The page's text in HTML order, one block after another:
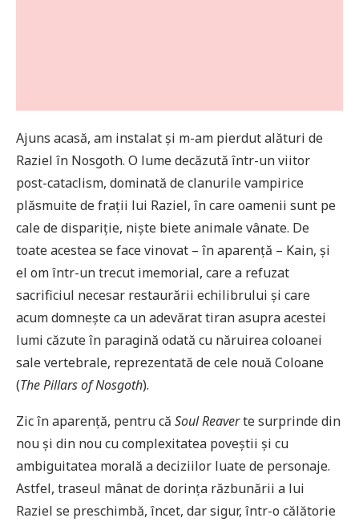
Ajuns acasă, am instalat și m-am pierdut alături de
Raziel în Nosgoth. O lume decăzută într-un viitor
post-cataclism, dominată de clanurile vampirice
plăsmuite de frații lui Raziel, în care oamenii sunt pe
cale de dispariție, niște biete animale vânate. De
toate acestea se face vinovat – în aparență – Kain, și
el om într-un trecut imemorial, care a refuzat
sacrificiul necesar restaurării echilibrului și care
acum domnește ca un adevărat tiran asupra acestei
lumi căzute în paragină odată cu năruirea coloanei
sale vertebrale, reprezentată de cele nouă Coloane
(The Pillars of Nosgoth).
Zic în aparență, pentru că Soul Reaverte surprinde din
nou și din nou cu complexitatea poveștii și cu
ambiguitatea morală a deciziilor luate de personaje.
Astfel, traseul mânat de dorința răzbunării a lui
Raziel se preschimbă, încet, dar sigur, într-o călătorie